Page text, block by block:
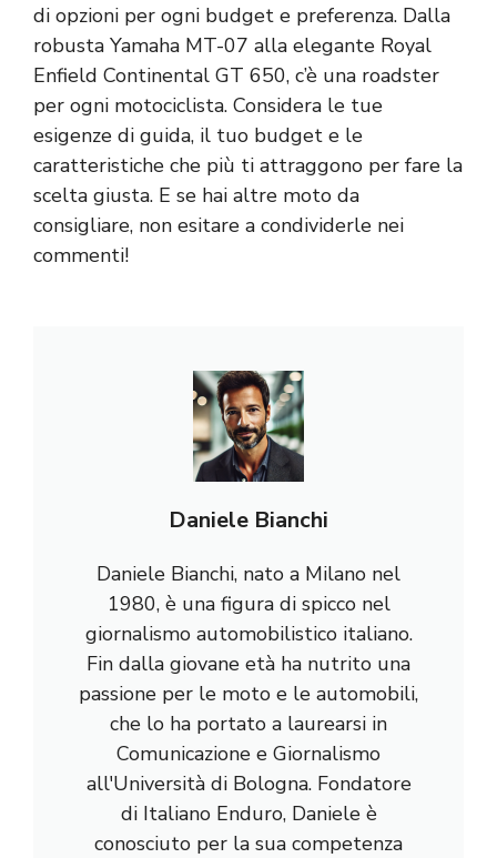
di opzioni per ogni budget e preferenza. Dalla
robusta Yamaha MT-07 alla elegante Royal
Enfield Continental GT 650, c’è una roadster
per ogni motociclista. Considera le tue
esigenze di guida, il tuo budget e le
caratteristiche che più ti attraggono per fare la
scelta giusta. E se hai altre moto da
consigliare, non esitare a condividerle nei
commenti!
Daniele Bianchi
Daniele Bianchi, nato a Milano nel
1980, è una figura di spicco nel
giornalismo automobilistico italiano.
Fin dalla giovane età ha nutrito una
passione per le moto e le automobili,
che lo ha portato a laurearsi in
Comunicazione e Giornalismo
all'Università di Bologna. Fondatore
di Italiano Enduro, Daniele è
conosciuto per la sua competenza